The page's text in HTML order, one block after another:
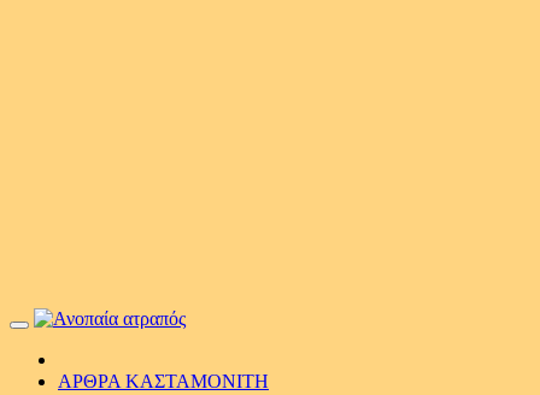
Primary
ΑΡΘΡΑ ΚΑΣΤΑΜΟΝΙΤΗ